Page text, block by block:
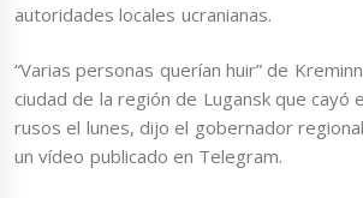
autoridades locales ucranianas.
“Varias personas querían huir” de
ciudad de la región de Lugansk que cayó
rusos el lunes, dijo el gobernador
un vídeo publicado en Telegram.